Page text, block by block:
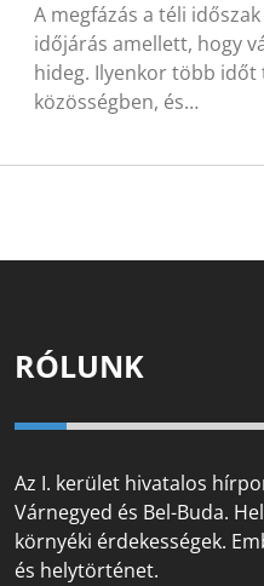
A megfázás a téli
időjárás amellett, hogy
hideg. Ilyenkor több
közösségben, és…
RÓLUNK
Az I. kerület hivatalos
Várnegyed és Bel-Buda.
környéki érdekességek.
és helytörténet.